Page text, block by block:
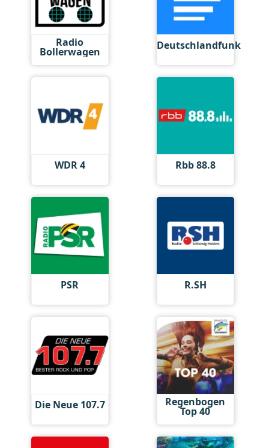
Radio
Bollerwagen Deutschlandfunk
WDR 4 Rbb 88.8
PSR R.SH
Die Neue 107.7 Regenbogen
Top 40